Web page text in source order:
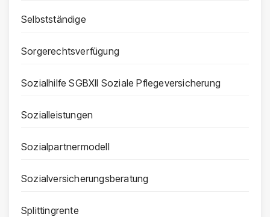
Selbstständige
Sorgerechtsverfügung
Sozialhilfe SGBXII Soziale Pflegeversicherung
Sozialleistungen
Sozialpartnermodell
Sozialversicherungsberatung
Splittingrente